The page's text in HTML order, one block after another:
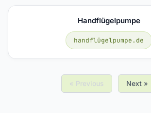
Handflügelpumpe
handflügelpumpe.de
« Previous Next »